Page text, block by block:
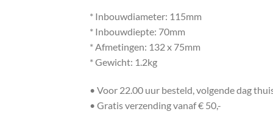
* Inbouwdiameter: 115mm
* Inbouwdiepte: 70mm
* Afmetingen: 132 x 75mm
* Gewicht: 1.2kg
• Voor 22.00 uur besteld, volgende dag
• Gratis verzending vanaf € 50,-